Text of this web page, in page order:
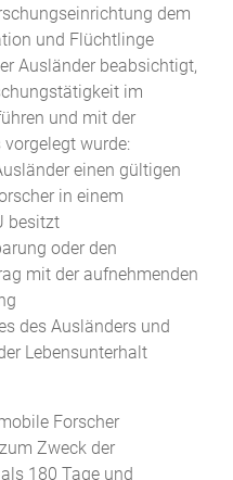
dem
und Flüchtlinge
Ausländer beabsichtigt,
im
und mit der
wurde:
einen gültigen
in einem
besitzt
oder den
mit der aufnehmenden
des Ausländers und
Lebensunterhalt
Forscher
Zweck der
180 Tage und